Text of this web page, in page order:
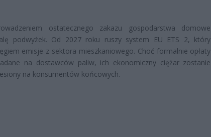
ostatecznego zakazu gospodarstwa domowe
podwyżek. Od 2027 roku ruszy system EU ETS 2, który
emisje z sektora mieszkaniowego. Choć formalnie opłaty
na dostawców paliw, ich ekonomiczny ciężar zostanie
na konsumentów końcowych.